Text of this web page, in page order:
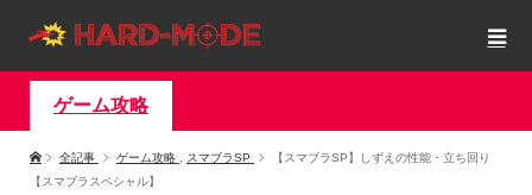
ゲーム攻略
全記事 ゲーム攻略 スマブラSP
【スマブラSP】しずえの性能・立ち回り
【スマブラスペシャル】